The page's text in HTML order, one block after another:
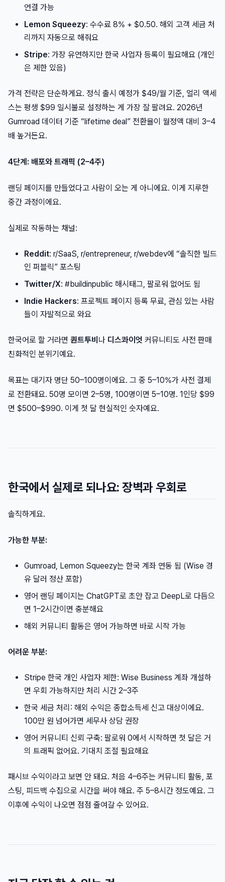
연결 가능
Lemon Squeezy: 수수료 8% + $0.50. 해외 고객 세금 처
리까지 자동으로 해줘요
Stripe: 가장 유연하지만 한국 사업자 등록이 필요해요 (개인
은 제한 있음)
가격 전략은 단순하게요. 정식 출시 예정가 $49/월 기준, 얼리 액세
스는 평생 $99 일시불로 설정하는 게 가장 잘 팔려요. 2026년
Gumroad 데이터 기준 “lifetime deal” 전환율이 월정액 대비 3–4
배 높거든요.
4단계: 배포와 트래픽 (2–4주)
랜딩 페이지를 만들었다고 사람이 오는 게 아니에요. 이게 지루한
중간 과정이에요.
실제로 작동하는 채널:
Reddit: r/SaaS, r/entrepreneur, r/webdev에 “솔직한 빌드
인 퍼블릭” 포스팅
Twitter/X: #buildinpublic 해시태그, 팔로워 없어도 됨
Indie Hackers: 프로젝트 페이지 등록 무료, 관심 있는 사람
들이 자발적으로 와요
한국어로 할 거라면 퀀트투비 나 디스콰이엇 커뮤니티도 사전 판매
친화적인 분위기예요.
목표는 대기자 명단 50–100명이에요. 그 중 5–10%가 사전 결제
로 전환돼요. 50명 모이면 2–5명, 100명이면 5–10명. 1인당 $99
면 $500–$990. 이게 첫 달 현실적인 숫자예요.
한국에서 실제로 되나요: 장벽과 우회로
솔직하게요.
가능한 부분:
Gumroad, Lemon Squeezy는 한국 계좌 연동 됨 (Wise 경
유 달러 정산 포함)
영어 랜딩 페이지는 ChatGPT로 초안 잡고 DeepL로 다듬으
면 1–2시간이면 충분해요
해외 커뮤니티 활동은 영어 가능하면 바로 시작 가능
어려운 부분:
Stripe 한국 개인 사업자 제한: Wise Business 계좌 개설하
면 우회 가능하지만 처리 시간 2–3주
한국 세금 처리: 해외 수익은 종합소득세 신고 대상이에요.
100만 원 넘어가면 세무사 상담 권장
영어 커뮤니티 신뢰 구축: 팔로워 0에서 시작하면 첫 달은 거
의 트래픽 없어요. 기대치 조절 필요해요
패시브 수익이라고 보면 안 돼요. 처음 4–6주는 커뮤니티 활동, 포
스팅, 피드백 수집으로 시간을 써야 해요. 주 5–8시간 정도예요. 그
이후에 수익이 나오면 점점 줄여갈 수 있어요.